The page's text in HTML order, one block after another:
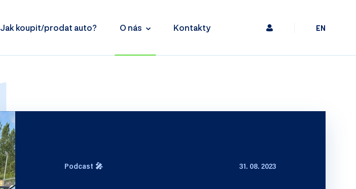
Jak koupit/prodat auto? O nás Kontakty EN
Podcast 🎤 31. 08. 2023